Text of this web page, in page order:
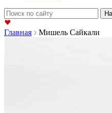
Найти:
Главная Мишель Сайкали